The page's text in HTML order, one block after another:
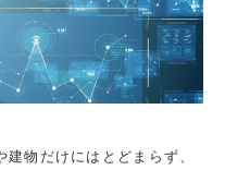
物だけにはとどまらず、